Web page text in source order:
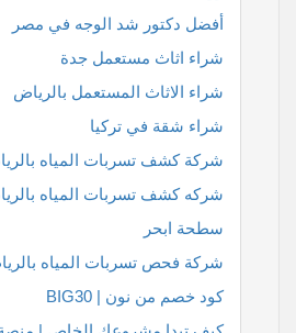
أفضل دكتور شد الوجه في مصر
شراء اثاث مستعمل جدة
شراء الاثاث المستعمل بالرياض
شراء شقة في تركيا
شركة كشف تسربات المياه
شركه كشف تسربات المياه
سطحة ابحر
شركة فحص تسربات المياه
كود خصم من نون | BIG30